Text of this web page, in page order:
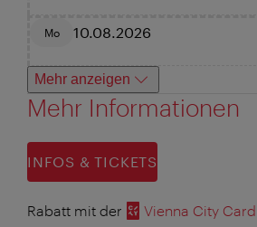
Mo 10.08.2026
Mehr anzeigen
Mehr Informationen
INFOS & TICKETS
Rabatt mit der Vienna City Card